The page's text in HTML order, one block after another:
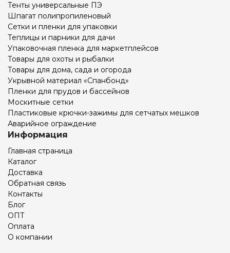
Тенты универсальные ПЭ
Шпагат полипропиленовый
Сетки и пленки для упаковки
Теплицы и парники для дачи
Упаковочная пленка для маркетплейсов
Товары для охоты и рыбалки
Товары для дома, сада и огорода
Укрывной материал «Спанбонд»
Пленки для прудов и бассейнов
Москитные сетки
Пластиковые крючки-зажимы для сетчатых мешков
Аварийное ограждение
Информация
Главная страница
Каталог
Доставка
Обратная связь
Контакты
Блог
ОПТ
Оплата
О компании